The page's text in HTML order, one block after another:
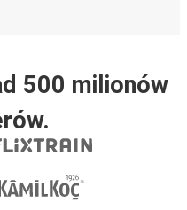
500 milionów